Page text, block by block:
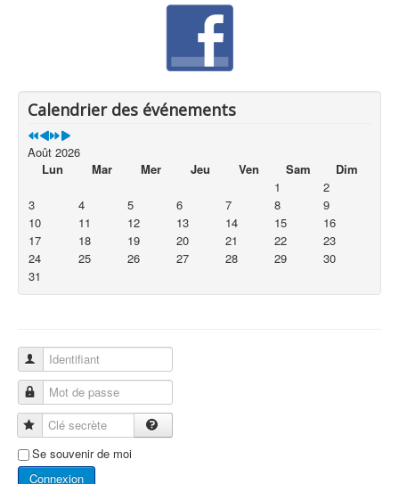
Calendrier des événements
Août 2026
Lun
Mar Mer Jeu Ven Sam
Dim
1
2
3
4 5 6 7 8
9
10
11 12 13 14 15
16
17
18 19 20 21 22
23
24
25 26 27 28 29
30
31
Identifiant
Mot de passe
Clé secrète
Se souvenir de moi
Connexion